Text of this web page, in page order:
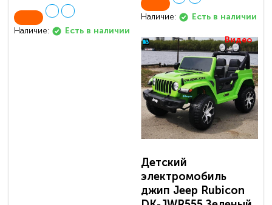
Наличие: Есть в наличии
Наличие: Есть в наличии
Видео
Детский
электромобиль
джип Jeep Rubicon